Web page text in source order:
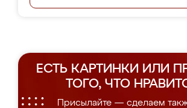
ЕСТЬ КАРТИНКИ ИЛИ
ТОГО, ЧТО
Присылайте — сделаем